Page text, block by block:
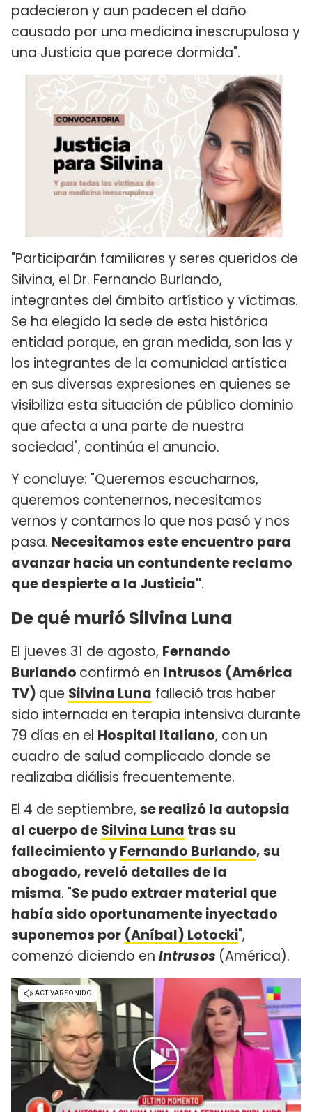
padecieron y aun padecen el daño
causado por una medicina inescrupulosa y
una Justicia que parece dormida".
"Participarán familiares y seres queridos de
Silvina, el Dr. Fernando Burlando,
integrantes del ámbito artístico y víctimas.
Se ha elegido la sede de esta histórica
entidad porque, en gran medida, son las y
los integrantes de la comunidad artística
en sus diversas expresiones en quienes se
visibiliza esta situación de público dominio
que afecta a una parte de nuestra
sociedad", continúa el anuncio.
Y concluye: "Queremos escucharnos,
queremos contenernos, necesitamos
vernos y contarnos lo que nos pasó y nos
pasa. Necesitamos este encuentro para
avanzar hacia un contundente reclamo
que despierte a la Justicia".
De qué murió Silvina Luna
El jueves 31 de agosto, Fernando
Burlando confirmó en Intrusos (América
TV) que Silvina Luna falleció tras haber
sido internada en terapia intensiva durante
79 días en el Hospital Italiano, con un
cuadro de salud complicado donde se
realizaba diálisis frecuentemente.
El 4 de septiembre, se realizó la autopsia
al cuerpo deSilvina Luna tras su
fallecimiento yFernando Burlando, su
abogado, reveló detalles de la
misma. "Se pudo extraer material que
había sido oportunamente inyectado
suponemos por (Aníbal) Lotocki",
comenzó diciendo en Intrusos (América).